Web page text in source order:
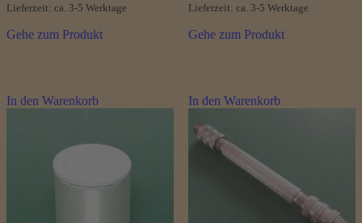
Lieferzeit: ca. 3-5 Werktage
Gehe zum Produkt
Lieferzeit: ca. 3-5 Werktage
Gehe zum Produkt
In den Warenkorb In den Warenkorb